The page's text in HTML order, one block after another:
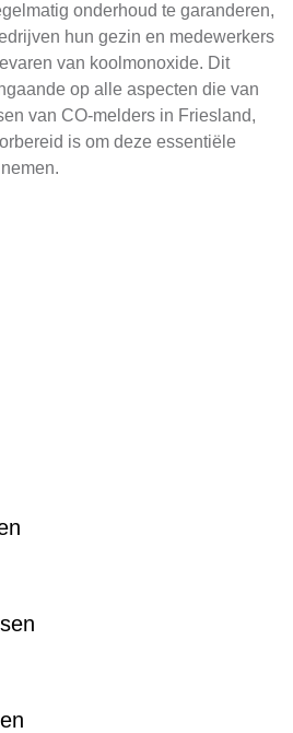
onderhoud te garanderen,
hun gezin en medewerkers
van koolmonoxide. Dit
op alle aspecten die van
van CO-melders in Friesland,
is om deze essentiële